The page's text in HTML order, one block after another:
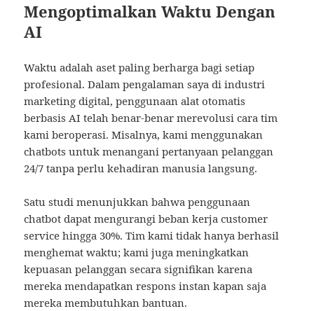
Mengoptimalkan Waktu Dengan
AI
Waktu adalah aset paling berharga bagi setiap
profesional. Dalam pengalaman saya di industri
marketing digital, penggunaan alat otomatis
berbasis AI telah benar-benar merevolusi cara tim
kami beroperasi. Misalnya, kami menggunakan
chatbots untuk menangani pertanyaan pelanggan
24/7 tanpa perlu kehadiran manusia langsung.
Satu studi menunjukkan bahwa penggunaan
chatbot dapat mengurangi beban kerja customer
service hingga 30%. Tim kami tidak hanya berhasil
menghemat waktu; kami juga meningkatkan
kepuasan pelanggan secara signifikan karena
mereka mendapatkan respons instan kapan saja
mereka membutuhkan bantuan.